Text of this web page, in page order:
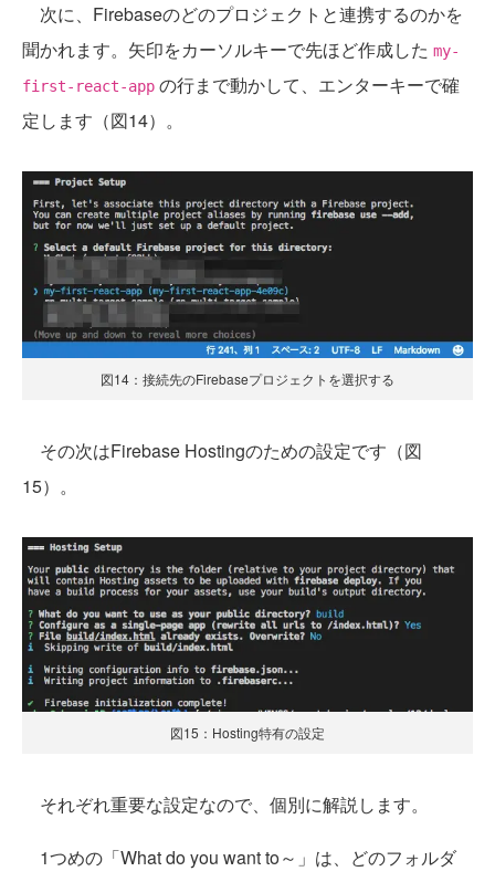
次に、Firebaseのどのプロジェクトと連携するのかを
聞かれます。矢印をカーソルキーで先ほど作成した my-
first-react-app の行まで動かして、エンターキーで確
定します（図14）。
図14：接続先のFirebaseプロジェクトを選択する
その次はFirebase Hostingのための設定です（図
15）。
図15：Hosting特有の設定
それぞれ重要な設定なので、個別に解説します。
1つめの「What do you want to～」は、どのフォルダ